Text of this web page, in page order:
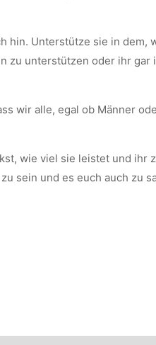
hin. Unterstütze sie in dem,
zu unterstützen oder ihr gar
wir alle, egal ob Männer
wie viel sie leistet und ihr
sein und es euch auch zu